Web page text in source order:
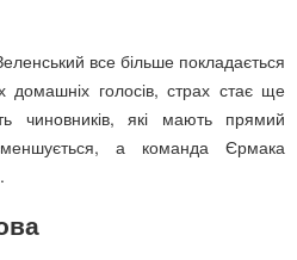
все більше покладається
домашніх голосів, страх стає ще
чиновників, які мають прямий
а команда Єрмака